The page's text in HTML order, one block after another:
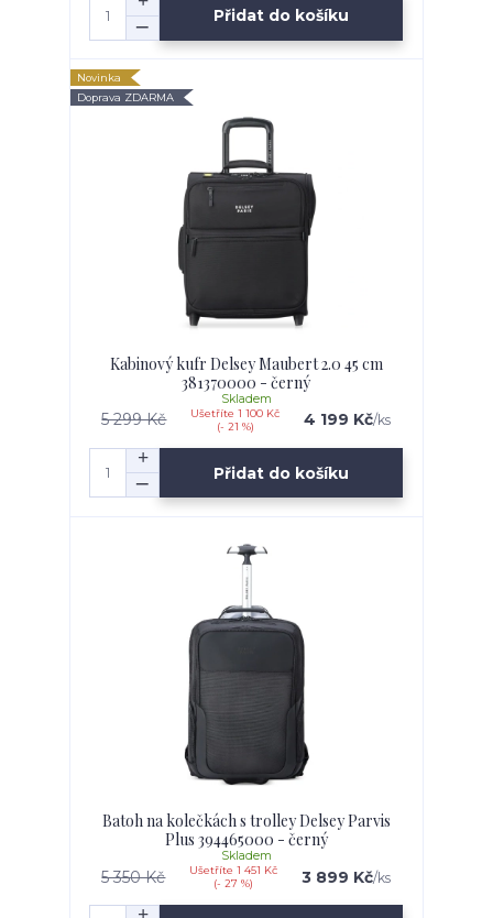
Přidat do košíku
Novinka
Doprava ZDARMA
Kabinový kufr Delsey Maubert 2.0 45 cm
381370000 - černý
5 299 Kč
Ušetříte 1 100 Kč
(- 21 %)
4 199 Kč/ks
Skladem
Přidat do košíku
Batoh na kolečkách s trolley Delsey Parvis
Plus 394465000 - černý
5 350 Kč
Ušetříte 1 451 Kč
(- 27 %)
3 899 Kč/ks
Skladem